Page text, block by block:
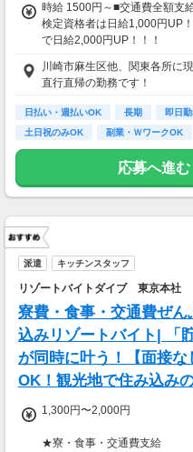
時給 1500円～■交通費全額支
検定資格者は日給1,000円UP
で日給2,000円UP！！！
////////////////////////////////////////
日給12000円以上
（一律手当を含む）
※時給換算→1500円/時
/////////////////////////////////////////
川崎市麻生区他、関東各所に
直行直帰の勤務です！
日払い・週払いOK 長期 即日
土日祝のみOK
副業・ＷワークOK
応募へ進む
派遣 キッチンスタッフ
リゾートバイトダイブ 東京本社
寮費・食事・交通費ぜ
込みリゾートバイト| 「
が同時に叶う！【面接
OK！観光地で住み込み
1,300円〜2,000円
★寮・食事・交通費支給